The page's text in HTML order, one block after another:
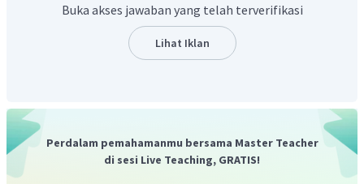
Buka akses jawaban yang telah terverifikasi
Lihat Iklan
Perdalam pemahamanmu bersama Master Teacher
di sesi Live Teaching, GRATIS!